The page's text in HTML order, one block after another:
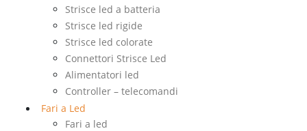
Strisce led a batteria
Strisce led rigide
Strisce led colorate
Connettori Strisce Led
Alimentatori led
Controller – telecomandi
Fari a Led
Fari a led